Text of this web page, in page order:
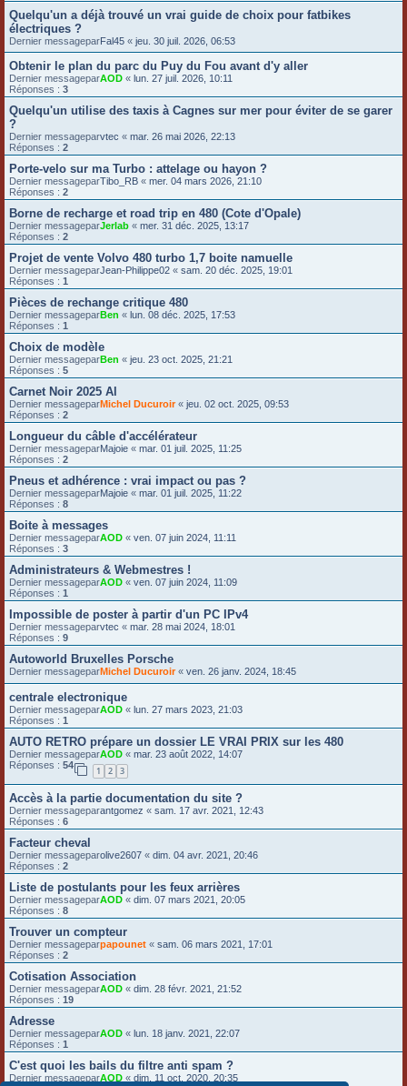
Quelqu'un a déjà trouvé un vrai guide de choix pour fatbikes
électriques ?
Dernier messageparFal45 « jeu. 30 juil. 2026, 06:53
Obtenir le plan du parc du Puy du Fou avant d'y aller
Dernier messageparAOD « lun. 27 juil. 2026, 10:11
Réponses : 3
Quelqu'un utilise des taxis à Cagnes sur mer pour éviter de se garer
?
Dernier messageparvtec « mar. 26 mai 2026, 22:13
Réponses : 2
Porte-velo sur ma Turbo : attelage ou hayon ?
Dernier messageparTibo_RB « mer. 04 mars 2026, 21:10
Réponses : 2
Borne de recharge et road trip en 480 (Cote d'Opale)
Dernier messageparJerlab « mer. 31 déc. 2025, 13:17
Réponses : 2
Projet de vente Volvo 480 turbo 1,7 boite namuelle
Dernier messageparJean-Philippe02 « sam. 20 déc. 2025, 19:01
Réponses : 1
Pièces de rechange critique 480
Dernier messageparBen « lun. 08 déc. 2025, 17:53
Réponses : 1
Choix de modèle
Dernier messageparBen « jeu. 23 oct. 2025, 21:21
Réponses : 5
Carnet Noir 2025 Al
Dernier messageparMichel Ducuroir« jeu. 02 oct. 2025, 09:53
Réponses : 2
Longueur du câble d'accélérateur
Dernier messageparMajoie « mar. 01 juil. 2025, 11:25
Réponses : 2
Pneus et adhérence : vrai impact ou pas ?
Dernier messageparMajoie « mar. 01 juil. 2025, 11:22
Réponses : 8
Boite à messages
Dernier messageparAOD « ven. 07 juin 2024, 11:11
Réponses : 3
Administrateurs & Webmestres !
Dernier messageparAOD « ven. 07 juin 2024, 11:09
Réponses : 1
Impossible de poster à partir d'un PC IPv4
Dernier messageparvtec « mar. 28 mai 2024, 18:01
Réponses : 9
Autoworld Bruxelles Porsche
Dernier messageparMichel Ducuroir« ven. 26 janv. 2024, 18:45
centrale electronique
Dernier messageparAOD « lun. 27 mars 2023, 21:03
Réponses : 1
AUTO RETRO prépare un dossier LE VRAI PRIX sur les 480
Dernier messageparAOD « mar. 23 août 2022, 14:07
Réponses : 54
1 2 3
Accès à la partie documentation du site ?
Dernier messageparantgomez « sam. 17 avr. 2021, 12:43
Réponses : 6
Facteur cheval
Dernier messageparolive2607 « dim. 04 avr. 2021, 20:46
Réponses : 2
Liste de postulants pour les feux arrières
Dernier messageparAOD « dim. 07 mars 2021, 20:05
Réponses : 8
Trouver un compteur
Dernier messageparpapounet « sam. 06 mars 2021, 17:01
Réponses : 2
Cotisation Association
Dernier messageparAOD « dim. 28 févr. 2021, 21:52
Réponses : 19
Adresse
Dernier messageparAOD « lun. 18 janv. 2021, 22:07
Réponses : 1
C'est quoi les bails du filtre anti spam ?
Dernier messageparAOD « dim. 11 oct. 2020, 20:35